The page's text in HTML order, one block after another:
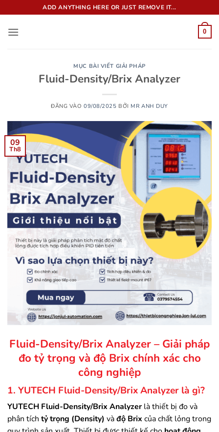
qua
nội
ADD ANYTHING HERE OR JUST REMOVE IT...
0
MỤC BÀI VIẾT GIẢI PHÁP
Fluid-Density/Brix Analyzer
ĐĂNG VÀO 09/08/2025 BỞI MR ANH DUY
09
Th8
Fluid-Density/Brix Analyzer –Giải pháp
đo tỷ trọng và độ Brix chính xác cho
công nghiệp
1. YUTECH Fluid-Density/Brix Analyzer là gì?
YUTECH Fluid-Density/Brix Analyzerlà thiết bị đo và
phân tích tỷ trọng (Density) vàđộ Brix của chất lỏng trong